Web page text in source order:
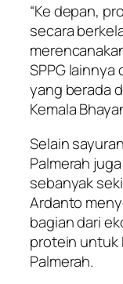
“Ke depan,
secara
SPPG lainnya
yang berada
Kemala
Selain
Palmerah
sebanyak
Ardanto
bagian dari
protein untuk
Palmerah.